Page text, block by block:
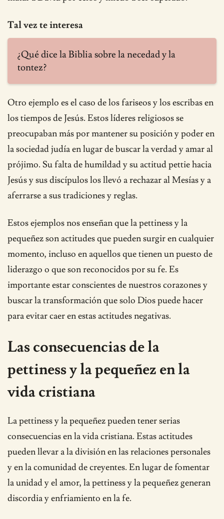
Tal vez te interesa
¿Qué dice la Biblia sobre la necedad y la
tontez?
Otro ejemplo es el caso de los fariseos y los escribas en
los tiempos de Jesús. Estos líderes religiosos se
preocupaban más por mantener su posición y poder en
la sociedad judía en lugar de buscar la verdad y amar al
prójimo. Su falta de humildad y su actitud pettie hacia
Jesús y sus discípulos los llevó a rechazar al Mesías y a
aferrarse a sus tradiciones y reglas.
Estos ejemplos nos enseñan que la pettiness y la
pequeñez son actitudes que pueden surgir en cualquier
momento, incluso en aquellos que tienen un puesto de
liderazgo o que son reconocidos por su fe. Es
importante estar conscientes de nuestros corazones y
buscar la transformación que solo Dios puede hacer
para evitar caer en estas actitudes negativas.
Las consecuencias de la
pettiness y la pequeñez en la
vida cristiana
La pettiness y la pequeñez pueden tener serias
consecuencias en la vida cristiana. Estas actitudes
pueden llevar a la división en las relaciones personales
y en la comunidad de creyentes. En lugar de fomentar
la unidad y el amor, la pettiness y la pequeñez generan
discordia y enfriamiento en la fe.